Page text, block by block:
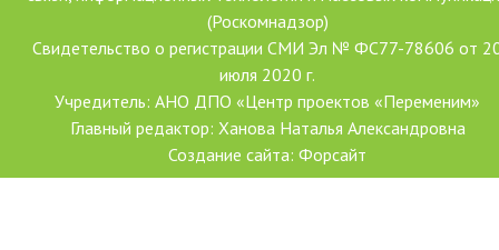
(Роскомнадзор)
Свидетельство о регистрации СМИ Эл № ФС77-78606 от
июля 2020 г.
Учредитель: АНО ДПО «Центр проектов «Переменим»
Главный редактор: Ханова Наталья Александровна
Создание сайта: Форсайт